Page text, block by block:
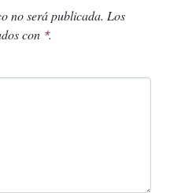
no será publicada. Los
con *.